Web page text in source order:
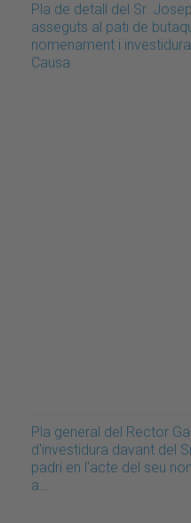
Pla de detall del Sr.
asseguts al pati de
nomenament i
Causa
Pla general del Rector
d'investidura davant del
padrí en l'acte del seu
a…